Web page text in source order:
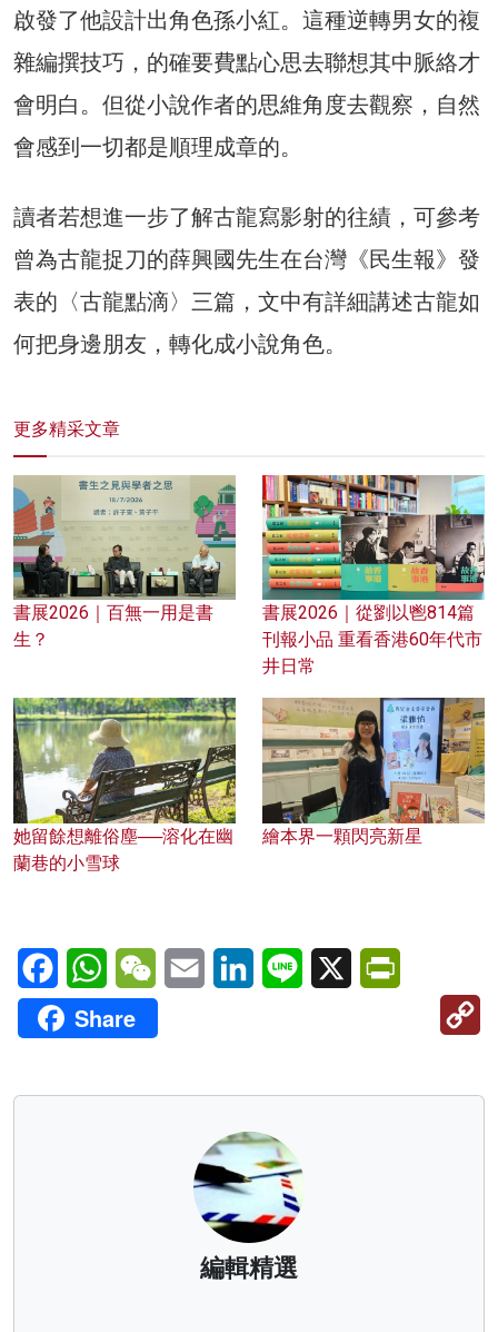
啟發了他設計出角色孫小紅。這種逆轉男女的複
雜編撰技巧，的確要費點心思去聯想其中脈絡才
會明白。但從小說作者的思維角度去觀察，自然
會感到一切都是順理成章的。
讀者若想進一步了解古龍寫影射的往績，可參考
曾為古龍捉刀的薛興國先生在台灣《民生報》發
表的〈古龍點滴〉三篇，文中有詳細講述古龍如
何把身邊朋友，轉化成小說角色。
更多精采文章
書展2026｜百無一用是書
生？
書展2026｜從劉以鬯814篇
刊報小品 重看香港60年代市
井日常
她留餘想離俗塵──溶化在幽
蘭巷的小雪球
繪本界一顆閃亮新星
FacebookWhatsAppWeChatEmail LinkedInLine X
Share
編輯精選